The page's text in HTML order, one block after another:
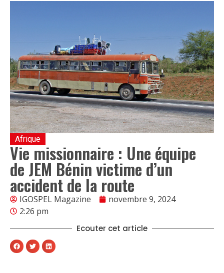
Afrique
Vie missionnaire : Une équipe
de JEM Bénin victime d’un
accident de la route
IGOSPEL Magazine
novembre 9, 2024
2:26 pm
Ecouter cet article